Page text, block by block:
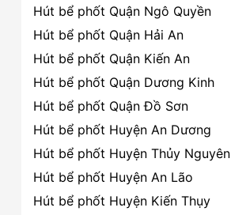
Hút bể phốt Quận Ngô Quyền
Hút bể phốt Quận Hải An
Hút bể phốt Quận Kiến An
Hút bể phốt Quận Dương Kinh
Hút bể phốt Quận Đồ Sơn
Hút bể phốt Huyện An Dương
Hút bể phốt Huyện Thủy Nguyên
Hút bể phốt Huyện An Lão
Hút bể phốt Huyện Kiến Thụy